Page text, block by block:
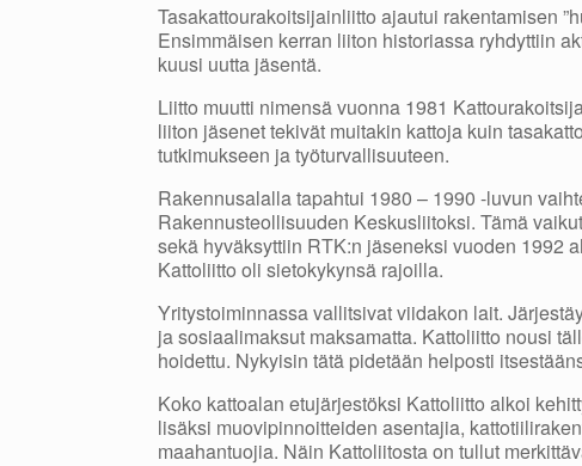
Tasakattourakoitsijainliitto ajautui rakentamisen
Ensimmäisen kerran liiton historiassa ryhdyttiin
kuusi uutta jäsentä.
Liitto muutti nimensä vuonna 1981
liiton jäsenet tekivät muitakin kattoja kuin
tutkimukseen ja työturvallisuuteen.
Rakennusalalla tapahtui 1980 – 1990 -luvun
Rakennusteollisuuden Keskusliitoksi. Tämä
sekä hyväksyttiin RTK:n jäseneksi vuoden 1992
Kattoliitto oli sietokykynsä rajoilla.
Yritystoiminnassa vallitsivat viidakon lait.
ja sosiaalimaksut maksamatta. Kattoliitto nousi
hoidettu. Nykyisin tätä pidetään helposti
Koko kattoalan etujärjestöksi Kattoliitto alkoi
lisäksi muovipinnoitteiden asentajia,
maahantuojia. Näin Kattoliitosta on tullut